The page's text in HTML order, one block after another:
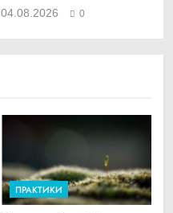
04.08.2026 0
ПРАКТИКИ